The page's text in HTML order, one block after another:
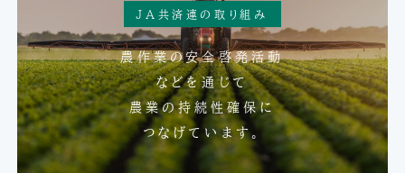
JA共済連の取り組み
農作業の安全啓発活動
などを通じて
農業の持続性確保に
つなげています。